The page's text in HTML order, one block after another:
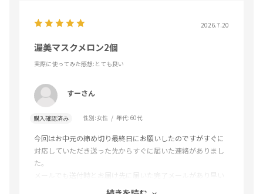
2026.7.20
渥美マスクメロン2個
実際に使ってみた感想:とても良い
すーさん
購入確認済み 性別:女性 年代:60代
今回はお中元の締め切り最終日にお願いしたのですがすぐに
対応していただき送った先からすぐに届いた連絡がありまし
た。
メールでも送付時とお届け先に届いた完了メールがあり早い
対応で大変助かりました。引き続き利用させていただきま